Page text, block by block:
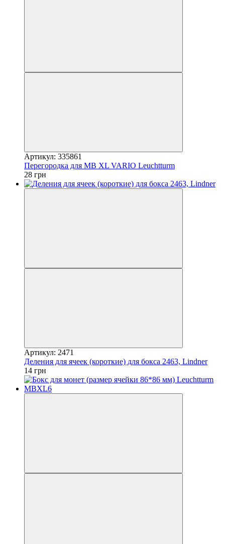
Артикул: 335861
Перегородка для MB XL VARIO Leuchtturm
28 грн
Артикул: 2471
Деления для ячеек (короткие) для бокса 2463, Lindner
14 грн